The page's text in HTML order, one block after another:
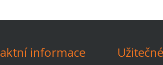
informace